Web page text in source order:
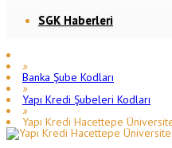
SGK Haberleri
»
Banka Şube Kodları
»
Yapı Kredi Şubeleri Kodları
»
Yapı Kredi Hacettepe